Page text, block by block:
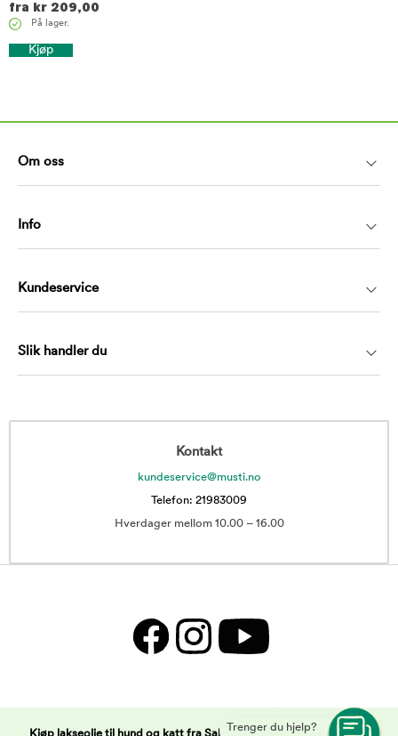
fra kr 209,00
På lager.
Kjøp
Trenger du hjelp?
Om oss
Info
Kundeservice
Slik handler du
Kontakt
kundeservice@musti.no
Telefon: 21983009
Hverdager mellom 10.00 – 16.00